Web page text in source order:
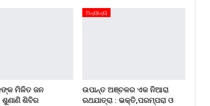
ମିଳିତ ଜନ
ଶିବିର
ଅନ୍ୟାନ୍ୟ
ଉପାନ୍ତ ଅଞ୍ଚଳର ଏକ ନିଆରା
ରଥଯାତ୍ରା : ଭକ୍ତି,ପରମ୍ପରା ଓ